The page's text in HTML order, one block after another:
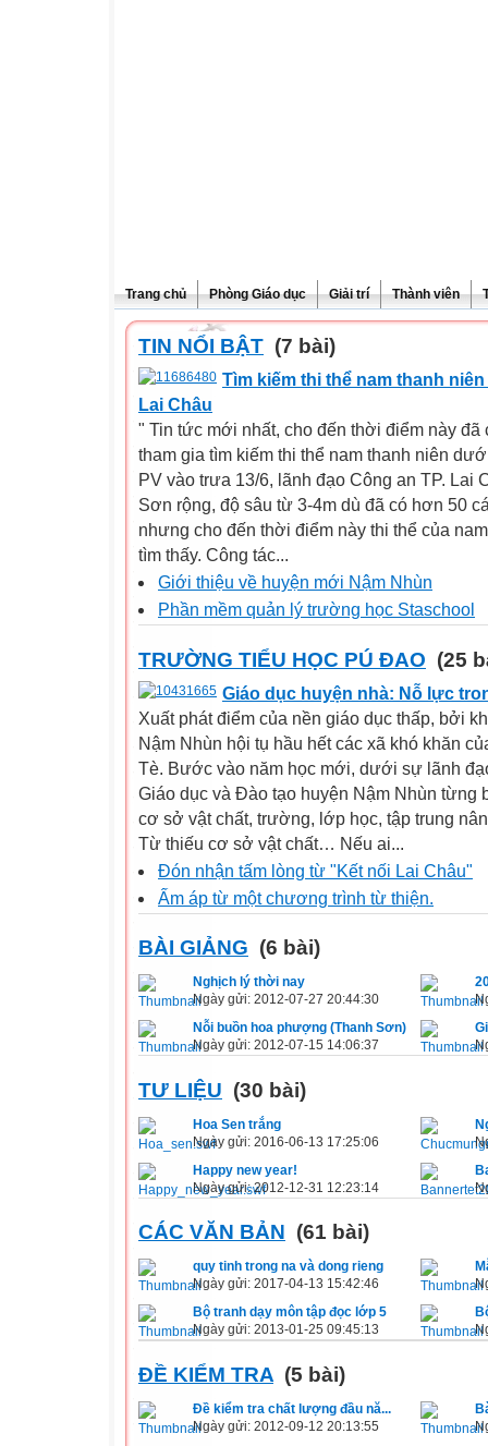
Trang chủ Phòng Giáo dục Giải trí Thành viên
TIN NỔI BẬT (7 bài)
Tìm kiếm thi thể nam thanh
Lai Châu
" Tin tức mới nhất, cho đến thời điểm này đã
tham gia tìm kiếm thi thể nam thanh niên
PV vào trưa 13/6, lãnh đạo Công an TP. Lai
Sơn rộng, độ sâu từ 3-4m dù đã có hơn 50
nhưng cho đến thời điểm này thi thể của
tìm thấy. Công tác...
Giới thiệu về huyện mới Nậm Nhùn
Phần mềm quản lý trường học Staschool
TRƯỜNG TIỂU HỌC PÚ ĐAO (25
Giáo dục huyện nhà: Nỗ lực
Xuất phát điểm của nền giáo dục thấp, bởi
Nậm Nhùn hội tụ hầu hết các xã khó khăn
Tè. Bước vào năm học mới, dưới sự lãnh
Giáo dục và Đào tạo huyện Nậm Nhùn từng
cơ sở vật chất, trường, lớp học, tập trung
Từ thiếu cơ sở vật chất… Nếu ai...
Đón nhận tấm lòng từ "Kết nối Lai Châu"
Ấm áp từ một chương trình từ thiện.
BÀI GIẢNG (6 bài)
Nghịch lý thời nay
Ngày gửi: 2012-07-27 20:44:30
Nỗi buồn hoa phượng (Thanh Sơn)
Ngày gửi: 2012-07-15 14:06:37
TƯ LIỆU (30 bài)
Hoa Sen trắng
Ngày gửi: 2016-06-13 17:25:06
Happy new year!
Ngày gửi: 2012-12-31 12:23:14
CÁC VĂN BẢN (61 bài)
quy tinh trong na và dong rieng
Ngày gửi: 2017-04-13 15:42:46
Bộ tranh dạy môn tập đọc lớp 5
Ngày gửi: 2013-01-25 09:45:13
ĐỀ KIỂM TRA (5 bài)
Đề kiểm tra chất lượng đầu nă...
Ngày gửi: 2012-09-12 20:13:55